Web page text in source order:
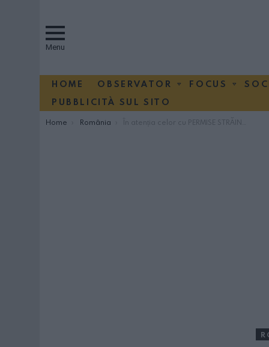
Menu
HOME OBSERVATOR FOCUS
PUBBLICITÀ SUL SITO
You are here:
Home România În atenția celor cu PERMISE STRĂINE: polițiștii pot interzice șofatul pe teritoriul României!